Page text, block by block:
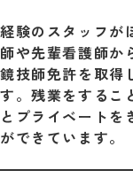
験のスタッフが
や先輩看護師か
技師免許を取得
。残業をするこ
プライベートを
できています。